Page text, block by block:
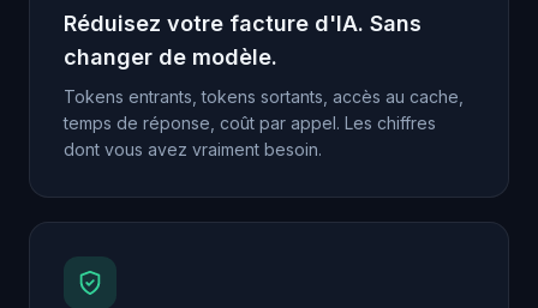
Réduisez votre facture d'IA. Sans
changer de modèle.
Tokens entrants, tokens sortants, accès au cache,
temps de réponse, coût par appel. Les chiffres
dont vous avez vraiment besoin.